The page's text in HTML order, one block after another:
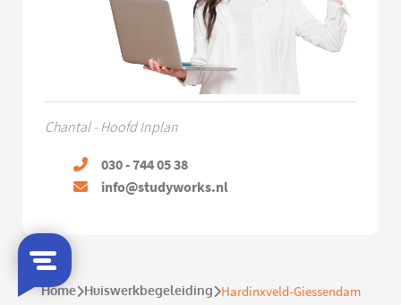
Chantal - Hoofd Inplan
030 - 744 05 38
info@studyworks.nl
Home Huiswerkbegeleiding Hardinxveld-Giessendam